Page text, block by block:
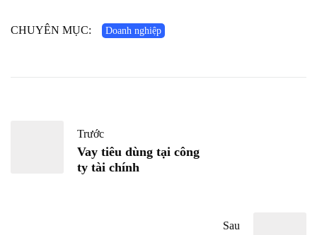
CHUYÊN MỤC: Doanh nghiệp
Trước
Vay tiêu dùng tại công
ty tài chính
Sau